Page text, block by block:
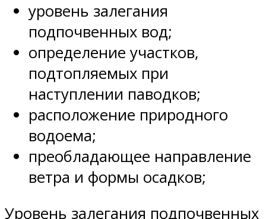
уровень залегания
подпочвенных вод;
определение участков,
подтопляемых при
наступлении паводков;
расположение природного
водоема;
преобладающее направление
ветра и формы осадков;
Уровень залегания подпочвенных